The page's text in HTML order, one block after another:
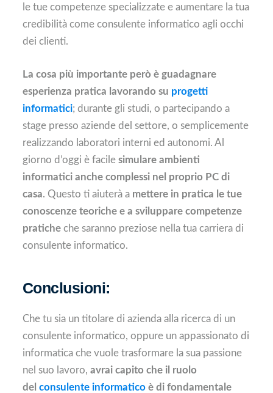
le tue competenze specializzate e aumentare la tua
credibilità come consulente informatico agli occhi
dei clienti.
La cosa più importante però è guadagnare
esperienza pratica lavorando su progetti
informatici; durante gli studi, o partecipando a
stage presso aziende del settore, o semplicemente
realizzando laboratori interni ed autonomi. Al
giorno d’oggi è facile simulare ambienti
informatici anche complessi nel proprio PC di
casa. Questo ti aiuterà a mettere in pratica le tue
conoscenze teoriche e a sviluppare competenze
praticheche saranno preziose nella tua carriera di
consulente informatico.
Conclusioni:
Che tu sia un titolare di azienda alla ricerca di un
consulente informatico, oppure un appassionato di
informatica che vuole trasformare la sua passione
nel suo lavoro, avrai capito che il ruolo
del consulente informaticoè di fondamentale